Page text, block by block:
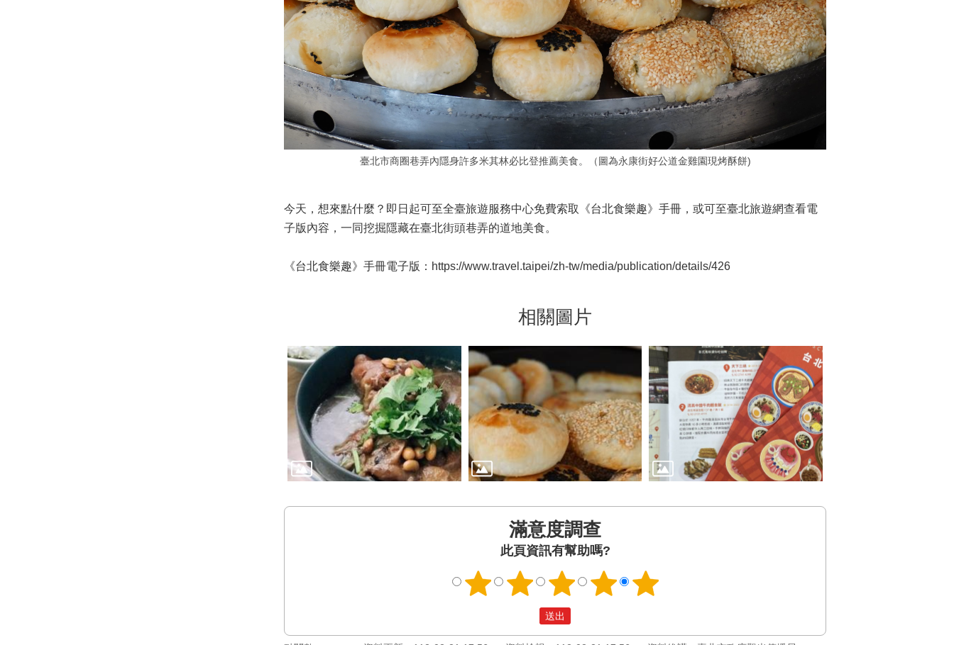
臺北市商圈巷弄內隱身許多米其林必比登推薦美食。（圖為永康街好公道金雞園現烤酥餅)
今天，想來點什麼？即日起可至全臺旅遊服務中心免費索取《台北食樂趣》手冊，或可至臺北旅遊網查看電
子版內容，一同挖掘隱藏在臺北街頭巷弄的道地美食。
《台北食樂趣》手冊電子版：https://www.travel.taipei/zh-tw/media/publication/details/426
相關圖片
滿意度調查
此頁資訊有幫助嗎?